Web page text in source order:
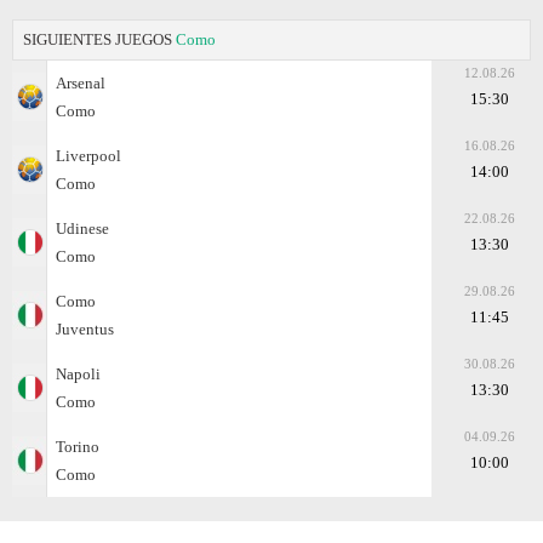
SIGUIENTES JUEGOS Como
Arsenal
Como
12.08.26
15:30
Liverpool
Como
16.08.26
14:00
Udinese
Como
22.08.26
13:30
Como
Juventus
29.08.26
11:45
Napoli
Como
30.08.26
13:30
Torino
Como
04.09.26
10:00